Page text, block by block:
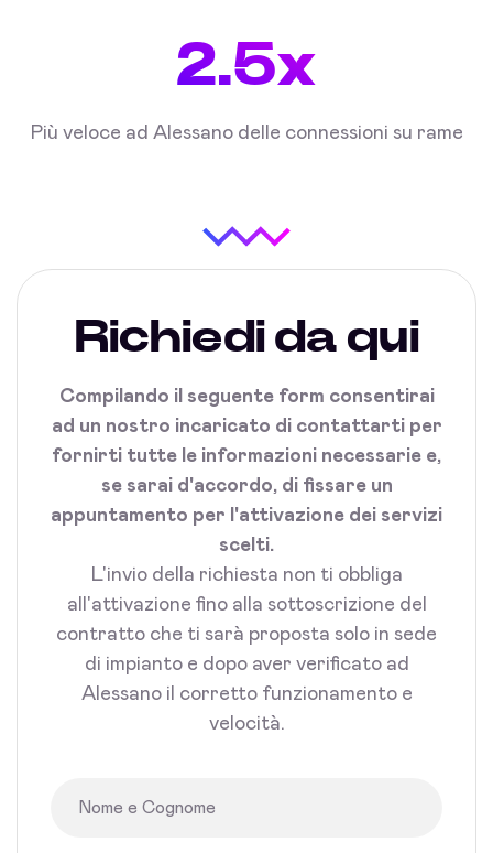
2.5x
Più veloce ad Alessano delle connessioni su rame
Richiedi da qui
Compilando il seguente form consentirai
ad un nostro incaricato di contattarti per
fornirti tutte le informazioni necessarie e,
se sarai d'accordo, di fissare un
appuntamento per l'attivazione dei servizi
scelti.
L'invio della richiesta non ti obbliga
all'attivazione fino alla sottoscrizione del
contratto che ti sarà proposta solo in sede
di impianto e dopo aver verificato ad
Alessano il corretto funzionamento e
velocità.